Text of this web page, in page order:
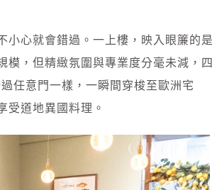
小心就會錯過。一上樓，映入眼簾的
模，但精緻氛圍與專業度分毫未減，
任意門一樣，一瞬間穿梭至歐洲宅
受道地異國料理。